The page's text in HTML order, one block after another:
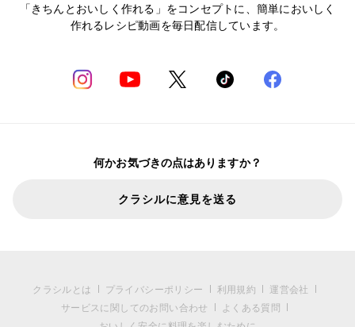
「きちんとおいしく作れる」をコンセプトに、簡単においしく
作れるレシピ動画を毎日配信しています。
何かお気づきの点はありますか？
クラシルに意見を送る
クラシルとは プライバシーポリシー 利用規約
運営会社
サービスに関してのお問い合わせ
よくある質問